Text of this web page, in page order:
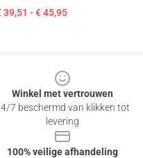
39,51 - € 45,95
Winkel met vertrouwen
7 beschermd van klikken tot
levering
100% veilige afhandeling